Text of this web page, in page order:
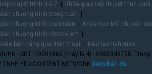
thuyết trình 3-5-7
Khóa giao tiếp thuyết trình
chương trình trong tuần
chương trình cuối tuần
Khóa học MC chuyên
chương trình cho trẻ em
bán hàng qua điện thoại
Đào tạo In-house
HN - SĐT: 19001860 (máy lẻ 4) - 0985349755.
YÊU CONTENT NETWORK.Xem Bản đồ